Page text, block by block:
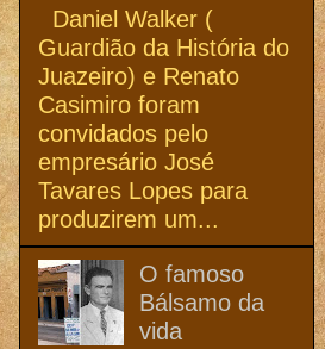
Daniel Walker (
Guardião da História do
Juazeiro) e Renato
Casimiro foram
convidados pelo
empresário José
Tavares Lopes para
produzirem um...
O famoso
Bálsamo da
vida